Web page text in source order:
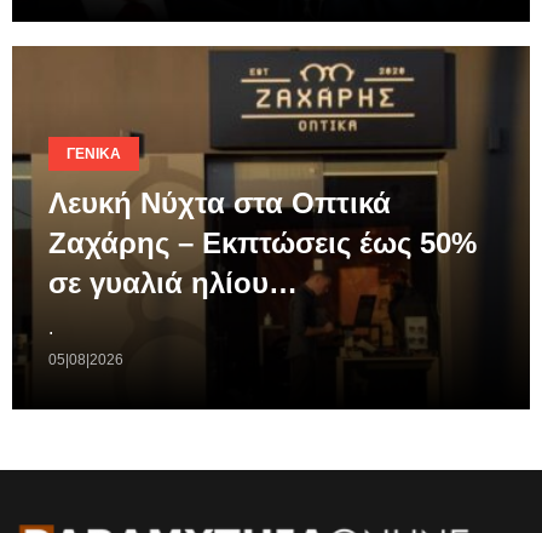
ΓΕΝΙΚΆ
Λευκή Νύχτα στα Οπτικά
Ζαχάρης – Εκπτώσεις έως 50%
σε γυαλιά ηλίου…
.
05|08|2026